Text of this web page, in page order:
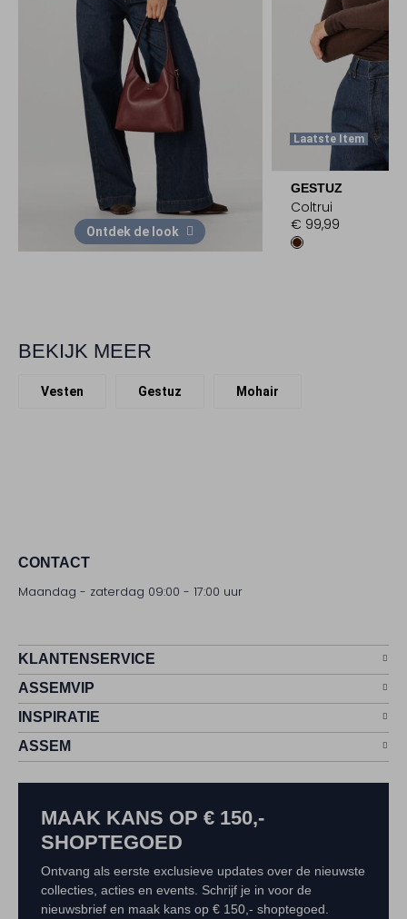
Ontdek de look
Laatste Item
GESTUZ
Coltrui
€ 99,99
BEKIJK MEER
Vesten Gestuz Mohair
CONTACT
Maandag - zaterdag 09:00 - 17:00 uur
KLANTENSERVICE
ASSEMVIP
INSPIRATIE
ASSEM
MAAK KANS OP € 150,-
SHOPTEGOED
Ontvang als eerste exclusieve updates over de nieuwste
collecties, acties en events. Schrijf je in voor de
nieuwsbrief en maak kans op € 150,- shoptegoed.